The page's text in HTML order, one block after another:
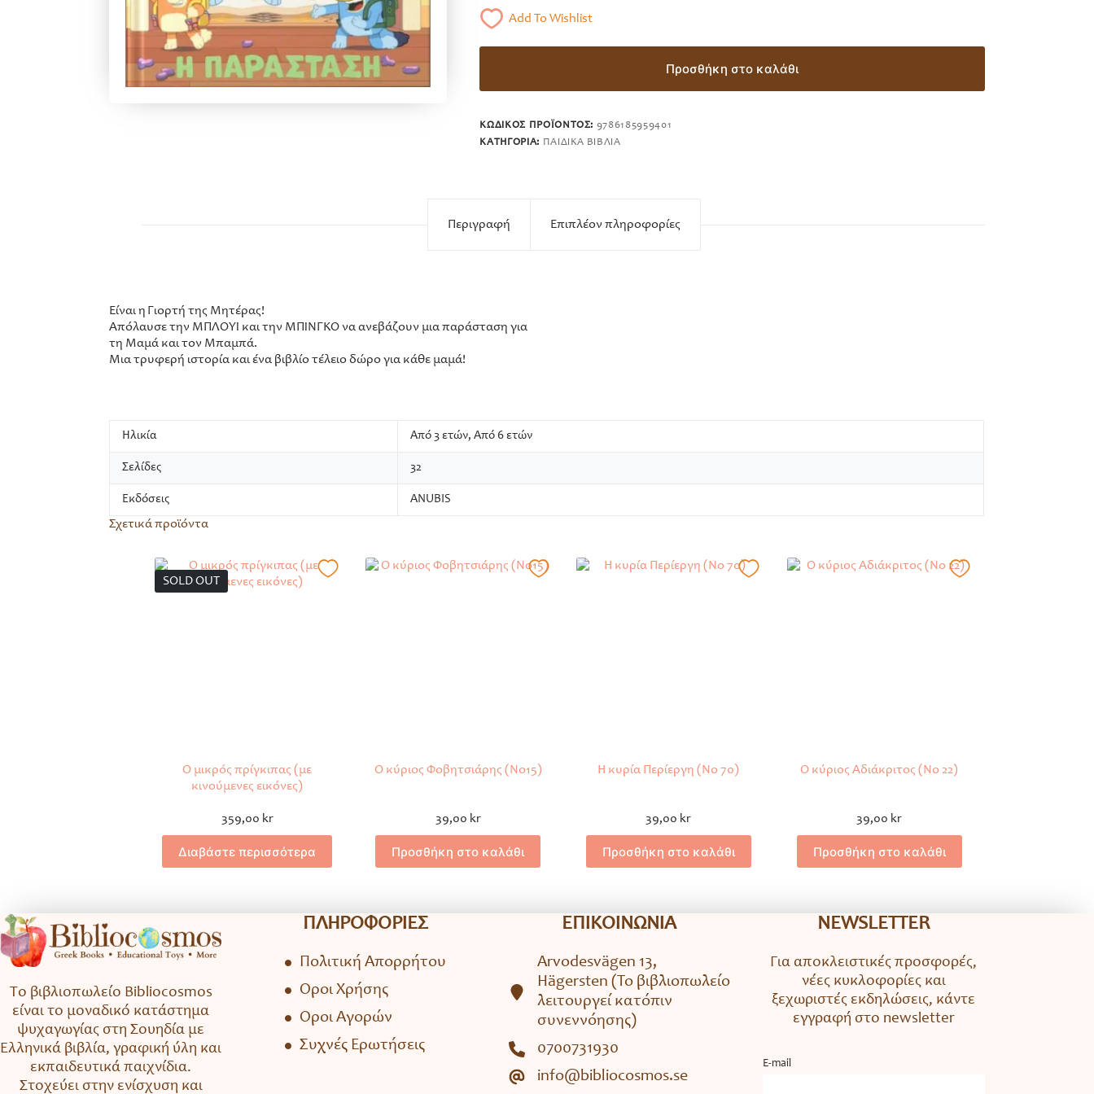
Add To Wishlist
Προσθήκη στο καλάθι
ΚΩΔΙΚΌΣ ΠΡΟΪΌΝΤΟΣ: 9786185959401
ΚΑΤΗΓΟΡΊΑ: ΠΑΙΔΙΚΆ ΒΙΒΛΊΑ
Περιγραφή Επιπλέον πληροφορίες
Είναι η Γιορτή της Μητέρας!
Απόλαυσε την ΜΠΛΟΥΙ και την ΜΠΙΝΓΚΟ να ανεβάζουν μια παράσταση για
τη Μαμά και τον Μπαμπά.
Μια τρυφερή ιστορία και ένα βιβλίο τέλειο δώρο για κάθε μαμά!
Ηλικία Από 3 ετών, Από 6 ετών
Σελίδες 32
Εκδόσεις ANUBIS
Σχετικά προϊόντα
SOLD OUT
Ο μικρός πρίγκιπας (με
κινούμενες εικόνες)
359,00 kr
Διαβάστε περισσότερα
Ο κύριος Φοβητσιάρης (No15)
39,00 kr
Προσθήκη στο καλάθι
Η κυρία Περίεργη (Νο 70)
39,00 kr
Προσθήκη στο καλάθι
Ο κύριος Αδιάκριτος (Νο 22)
39,00 kr
Προσθήκη στο καλάθι
Το βιβλιοπωλείο Bibliocosmos
είναι το μοναδικό κατάστημα
ψυχαγωγίας στη Σουηδία με
Ελληνικά βιβλία, γραφική ύλη και
εκπαιδευτικά παιχνίδια.
Στοχεύει στην ενίσχυση και
ΠΛΗΡΟΦΟΡΙΕΣ
Πολιτική Απορρήτου
Όροι Χρήσης
Όροι Αγορών
Συχνές Ερωτήσεις
ΕΠΙΚΟΙΝΩΝΙΑ
Arvodesvägen 13,
Hägersten (To βιβλιοπωλείο
λειτουργεί κατόπιν
συνεννόησης)
0700731930
info@bibliocosmos.se
NEWSLETTER
Για αποκλειστικές προσφορές,
νέες κυκλοφορίες και
ξεχωριστές εκδηλώσεις, κάντε
εγγραφή στο newsletter
Ε-mail